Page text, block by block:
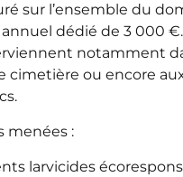
sur l’ensemble du
dédié de 3 000 €.
notamment
cimetière ou encore
menées :
larvicides